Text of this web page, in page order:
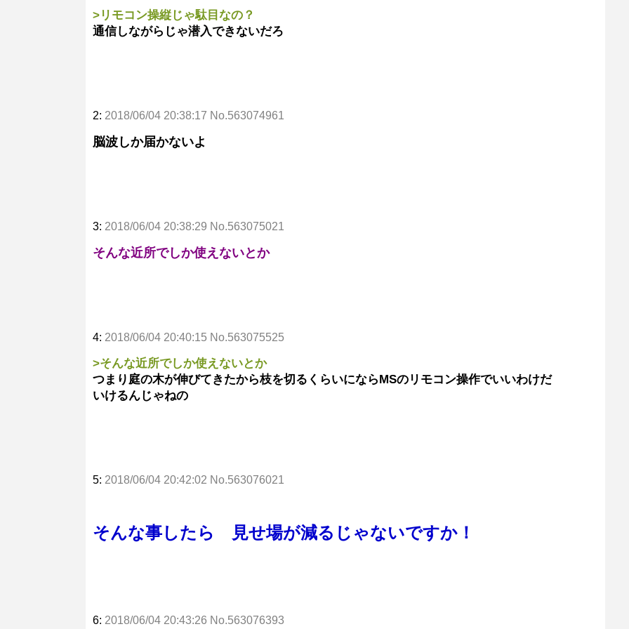
>リモコン操縦じゃ駄目なの？
通信しながらじゃ潜入できないだろ
2: 2018/06/04 20:38:17 No.563074961
脳波しか届かないよ
3: 2018/06/04 20:38:29 No.563075021
そんな近所でしか使えないとか
4: 2018/06/04 20:40:15 No.563075525
>そんな近所でしか使えないとか
つまり庭の木が伸びてきたから枝を切るくらいにならMSのリモコン操作でいいわけだ
いけるんじゃねの
5: 2018/06/04 20:42:02 No.563076021
そんな事したら 見せ場が減るじゃないですか！
6: 2018/06/04 20:43:26 No.563076393